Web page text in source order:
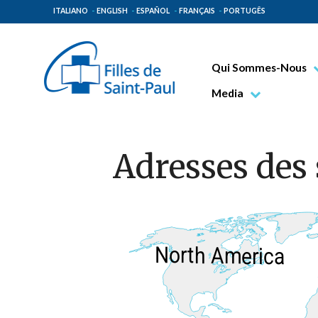
ITALIANO ENGLISH ESPAÑOL FRANÇAIS PORTUGÊS
Qui Sommes-Nous
Bienheureux Jacques
Mission Paulinienne
Gouvernement
Famille Paulinienne
Media
Adresses des
North America